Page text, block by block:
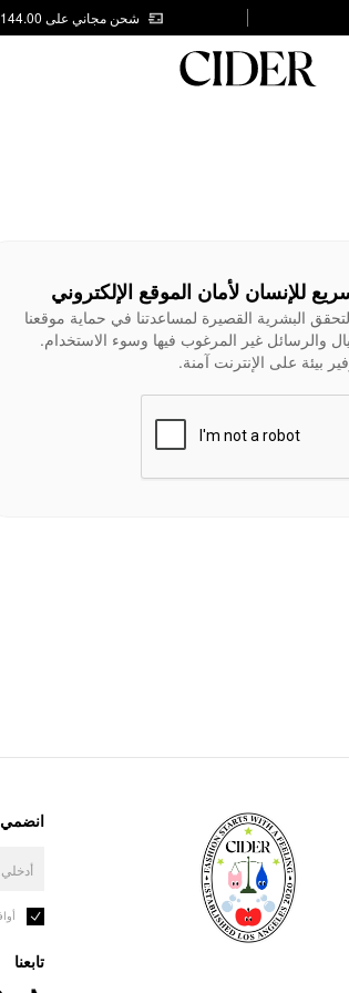
شحن مجاني على AED 144.00
للإنسان لأمان الموقع الإلكتروني
البشرية القصيرة لمساعدتنا في حماية موقعنا
والرسائل غير المرغوب فيها وسوء الاستخدام.
بيئة على الإنترنت آمنة.
انضمي
تابعنا